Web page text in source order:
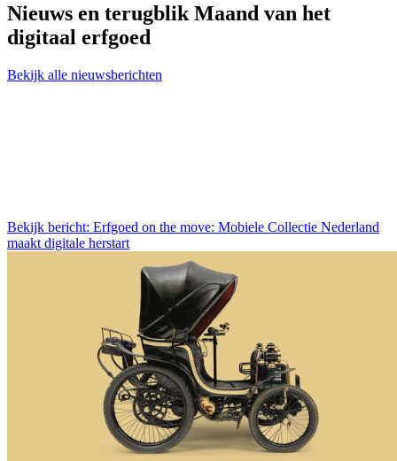
Nieuws en terugblik Maand van het
digitaal erfgoed
Bekijk alle nieuwsberichten
Bekijk bericht: Erfgoed on the move: Mobiele Collectie Nederland
maakt digitale herstart